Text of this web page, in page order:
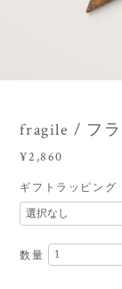
fragile / フラ
¥2,860
ギフトラッピング
数量